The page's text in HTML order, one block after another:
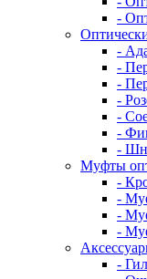
-
-
-
-
-
-
-
-
Муфты
-
-
-
-
-